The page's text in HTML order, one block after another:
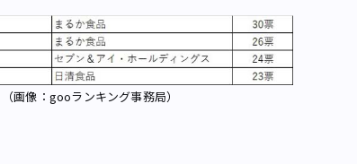
画像：gooランキング事務局）